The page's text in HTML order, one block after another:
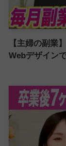
【主婦の副業
Webデザイン